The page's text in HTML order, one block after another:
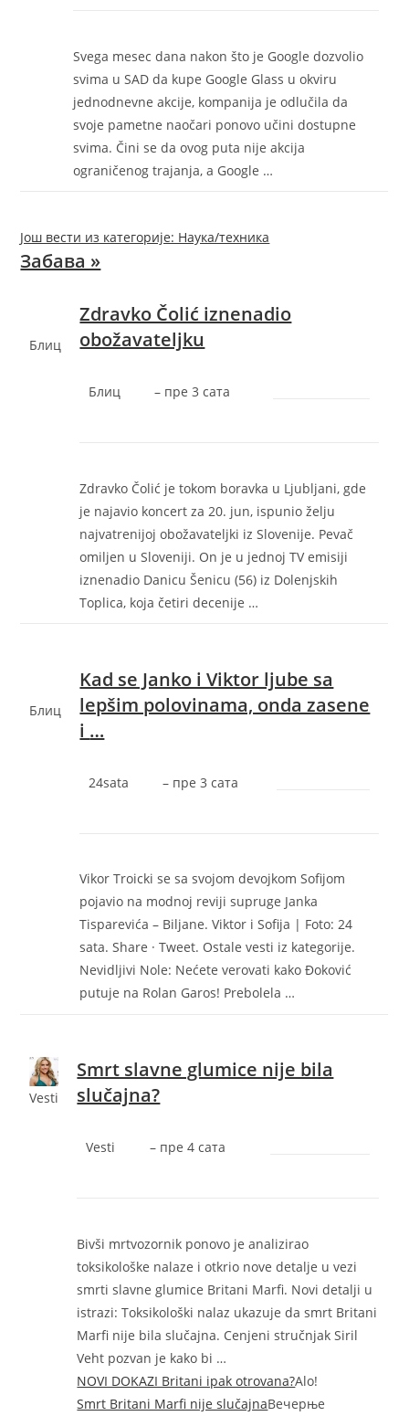
Svega mesec dana nakon što je Google dozvolio
svima u SAD da kupe Google Glass u okviru
jednodnevne akcije, kompanija je odlučila da
svoje pametne naočari ponovo učini dostupne
svima. Čini se da ovog puta nije akcija
ograničenog trajanja, a Google …
Још вести из категорије: Наука/техника
Забава »
Блиц
Zdravko Čolić iznenadio
obožavateljku
Блиц – ‎пре 3 сата‎
Zdravko Čolić je tokom boravka u Ljubljani, gde
je najavio koncert za 20. jun, ispunio želju
najvatrenijoj obožavateljki iz Slovenije. Pevač
omiljen u Sloveniji. On je u jednoj TV emisiji
iznenadio Danicu Šenicu (56) iz Dolenjskih
Toplica, koja četiri decenije …
Блиц
Kad se Janko i Viktor ljube sa
lepšim polovinama, onda zasene
i …
24sata – ‎пре 3 сата‎
Vikor Troicki se sa svojom devojkom Sofijom
pojavio na modnoj reviji supruge Janka
Tisparevića – Biljane. Viktor i Sofija | Foto: 24
sata. Share · Tweet. Ostale vesti iz kategorije.
Nevidljivi Nole: Nećete verovati kako Đoković
putuje na Rolan Garos! Prebolela …
Vesti
Smrt slavne glumice nije bila
slučajna?
Vesti – ‎пре 4 сата‎
Bivši mrtvozornik ponovo je analizirao
toksikološke nalaze i otkrio nove detalje u vezi
smrti slavne glumice Britani Marfi. Novi detalji u
istrazi: Toksikološki nalaz ukazuje da smrt Britani
Marfi nije bila slučajna. Cenjeni stručnjak Siril
Veht pozvan je kako bi …
NOVI DOKAZI Britani ipak otrovana?Alo!
Smrt Britani Marfi nije slučajnaВечерње